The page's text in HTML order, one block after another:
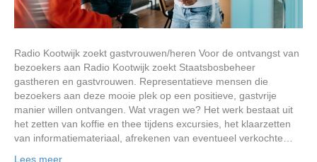
Radio Kootwijk zoekt gastvrouwen/heren Voor de ontvangst van
bezoekers aan Radio Kootwijk zoekt Staatsbosbeheer
gastheren en gastvrouwen. Representatieve mensen die
bezoekers aan deze mooie plek op een positieve, gastvrije
manier willen ontvangen. Wat vragen we? Het werk bestaat uit
het zetten van koffie en thee tijdens excursies, het klaarzetten
van informatiemateriaal, afrekenen van eventueel verkochte…
Lees meer